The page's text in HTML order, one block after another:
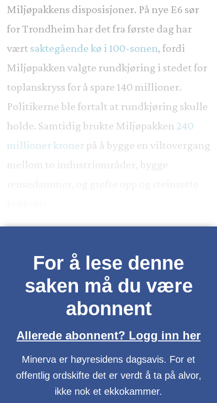
Miljøpakkens disposisjoner. På nye E6 sør
for Trondheim har det fra første dag har
værtsaktegående kø i 100-sonen, fordi
Miljøpakken valgte rundkjøring i stedet for
toplanskryss for å spare 140 millioner.
Politikerne ble fortalt at rundkjøring skulle
holde. Samtidig brukte Miljøpakken 240
millioner kroner på å bygge en viltovergang
mellom to industriområder, bygge
For å lese denne
saken må du være
abonnent
Allerede abonnent? Logg inn her
Minerva er høyresidens dagsavis. For et
offentlig ordskifte det er verdt å ta på alvor,
ikke nok et ekkokammer.